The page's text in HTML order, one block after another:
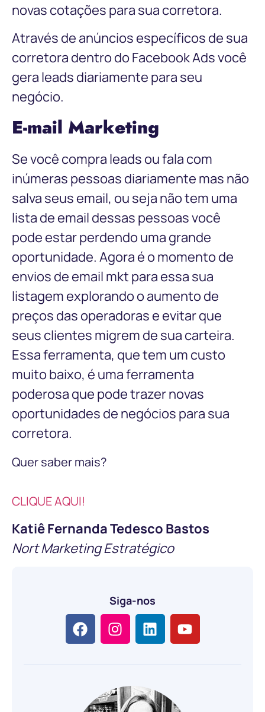
novas cotações para sua corretora.
Através de anúncios específicos de sua
corretora dentro do Facebook Ads você
gera leads diariamente para seu
negócio.
E-mail Marketing
Se você compra leads ou fala com
inúmeras pessoas diariamente mas não
salva seus email, ou seja não tem uma
lista de email dessas pessoas você
pode estar perdendo uma grande
oportunidade. Agora é o momento de
envios de email mkt para essa sua
listagem explorando o aumento de
preços das operadoras e evitar que
seus clientes migrem de sua carteira.
Essa ferramenta, que tem um custo
muito baixo, é uma ferramenta
poderosa que pode trazer novas
oportunidades de negócios para sua
corretora.
Quer saber mais?
CLIQUE AQUI!
Katiê Fernanda Tedesco Bastos
Nort Marketing Estratégico
Siga-nos